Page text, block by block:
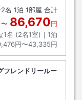
2名 1泊 1部屋 合計
〜 86,670円
1名 (2名1室)｜ 1泊
円〜43,335円
フレンドリールー